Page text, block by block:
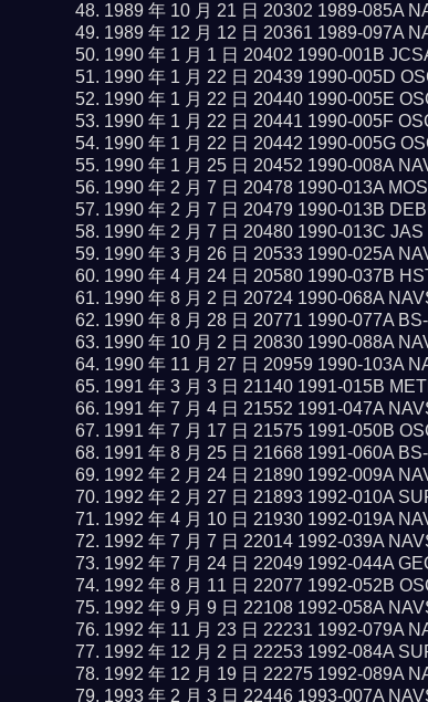
1989 年 10 月 21 日 20302 1989-085A
1989 年 12 月 12 日 20361 1989-097A
1990 年 1 月 1 日 20402 1990-001B
1990 年 1 月 22 日 20439 1990-005D
1990 年 1 月 22 日 20440 1990-005E
1990 年 1 月 22 日 20441 1990-005F
1990 年 1 月 22 日 20442 1990-005G
1990 年 1 月 25 日 20452 1990-008A
1990 年 2 月 7 日 20478 1990-013A
1990 年 2 月 7 日 20479 1990-013B
1990 年 2 月 7 日 20480 1990-013C
1990 年 3 月 26 日 20533 1990-025A
1990 年 4 月 24 日 20580 1990-037B
1990 年 8 月 2 日 20724 1990-068A
1990 年 8 月 28 日 20771 1990-077A
1990 年 10 月 2 日 20830 1990-088A
1990 年 11 月 27 日 20959 1990-103A
1991 年 3 月 3 日 21140 1991-015B
1991 年 7 月 4 日 21552 1991-047A
1991 年 7 月 17 日 21575 1991-050B
1991 年 8 月 25 日 21668 1991-060A
1992 年 2 月 24 日 21890 1992-009A
1992 年 2 月 27 日 21893 1992-010A
1992 年 4 月 10 日 21930 1992-019A
1992 年 7 月 7 日 22014 1992-039A
1992 年 7 月 24 日 22049 1992-044A
1992 年 8 月 11 日 22077 1992-052B
1992 年 9 月 9 日 22108 1992-058A
1992 年 11 月 23 日 22231 1992-079A
1992 年 12 月 2 日 22253 1992-084A
1992 年 12 月 19 日 22275 1992-089A
1993 年 2 月 3 日 22446 1993-007A